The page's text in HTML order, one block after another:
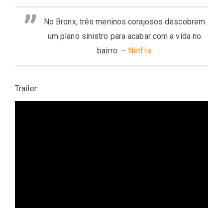
No Bronx, três meninos corajosos descobrem
um plano sinistro para acabar com a vida no
bairro. – Netflix
Trailer: